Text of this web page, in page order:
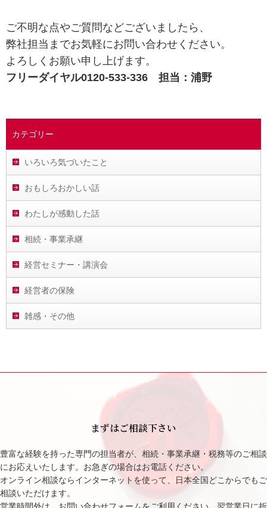
カテゴリー
いろいろ気づいたこと
おもしろおかしい話
わたしが感動した話
相続・事業承継
経営セミナー・講演会
経営者の保険
雑感・その他
ご不明な点やご質問などございましたら、
弊社担当までお気軽にお問い合わせください。
よろしくお願い申し上げます。
フリーダイヤル0120-533-336 担当：浦野
まずはご相談下さい
豊富な経験を持った専門の担当者が、相続・事業承継・税務等のご相談
にお応えいたします。お急ぎの場合はお電話ください。
オンライン相談ならインターネットを使って、日本全国どこからでもご
相談いただけます。
営業時間外は、お問い合わせフォームをご利用ください。翌営業日に折